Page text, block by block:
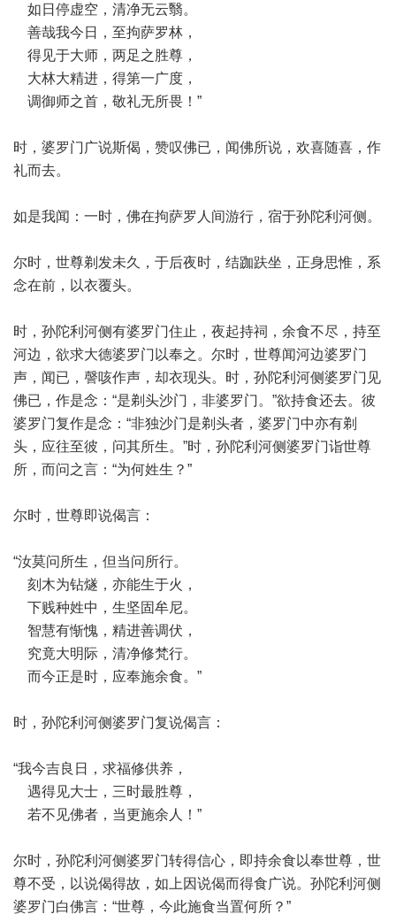
如日停虚空，清净无云翳。
善哉我今日，至拘萨罗林，
得见于大师，两足之胜尊，
大林大精进，得第一广度，
调御师之首，敬礼无所畏！”
时，婆罗门广说斯偈，赞叹佛已，闻佛所说，欢喜随喜，作
礼而去。
如是我闻：一时，佛在拘萨罗人间游行，宿于孙陀利河侧。
尔时，世尊剃发未久，于后夜时，结跏趺坐，正身思惟，系
念在前，以衣覆头。
时，孙陀利河侧有婆罗门住止，夜起持祠，余食不尽，持至
河边，欲求大德婆罗门以奉之。尔时，世尊闻河边婆罗门
声，闻已，謦咳作声，却衣现头。时，孙陀利河侧婆罗门见
佛已，作是念：“是剃头沙门，非婆罗门。”欲持食还去。彼
婆罗门复作是念：“非独沙门是剃头者，婆罗门中亦有剃
头，应往至彼，问其所生。”时，孙陀利河侧婆罗门诣世尊
所，而问之言：“为何姓生？”
尔时，世尊即说偈言：
“汝莫问所生，但当问所行。
刻木为钻燧，亦能生于火，
下贱种姓中，生坚固牟尼。
智慧有惭愧，精进善调伏，
究竟大明际，清净修梵行。
而今正是时，应奉施余食。”
时，孙陀利河侧婆罗门复说偈言：
“我今吉良日，求福修供养，
遇得见大士，三时最胜尊，
若不见佛者，当更施余人！”
尔时，孙陀利河侧婆罗门转得信心，即持余食以奉世尊，世
尊不受，以说偈得故，如上因说偈而得食广说。孙陀利河侧
婆罗门白佛言：“世尊，今此施食当置何所？”